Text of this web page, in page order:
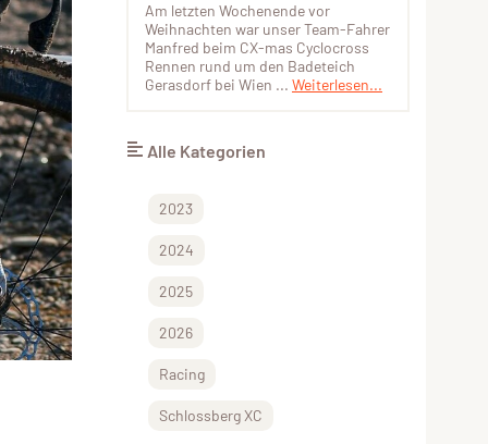
Am letzten Wochenende vor
Weihnachten war unser Team-Fahrer
Manfred beim CX-mas Cyclocross
Rennen rund um den Badeteich
Gerasdorf bei Wien ... Weiterlesen...
Alle Kategorien
2023
2024
2025
2026
Racing
Schlossberg XC